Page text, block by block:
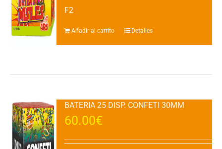
F2
Añadir al carrito Detalles
BATERIA 25 DISP. CONFETI 30MM
60.00€